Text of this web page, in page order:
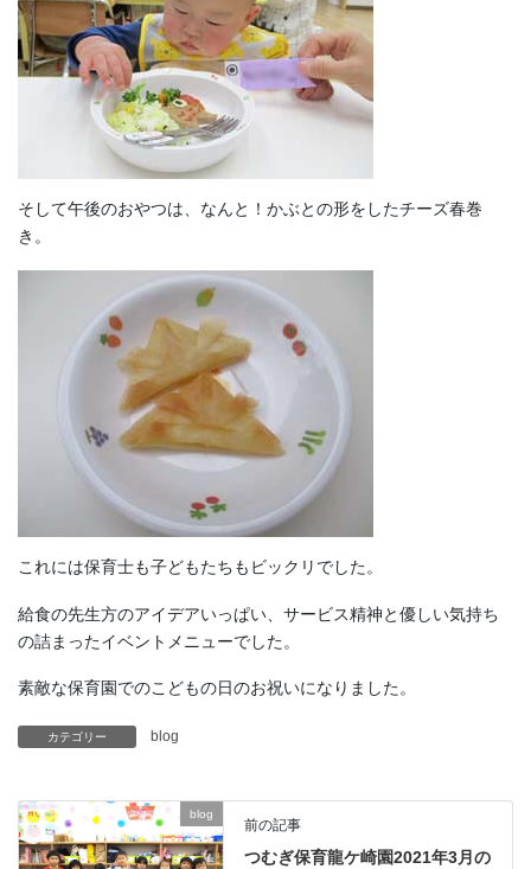
そして午後のおやつは、なんと！かぶとの形をしたチーズ春巻
き。
これには保育士も子どもたちもビックリでした。
給食の先生方のアイデアいっぱい、サービス精神と優しい気持ち
の詰まったイベントメニューでした。
素敵な保育園でのこどもの日のお祝いになりました。
カテゴリー blog
blog
前の記事
つむぎ保育龍ケ崎園2021年3月の